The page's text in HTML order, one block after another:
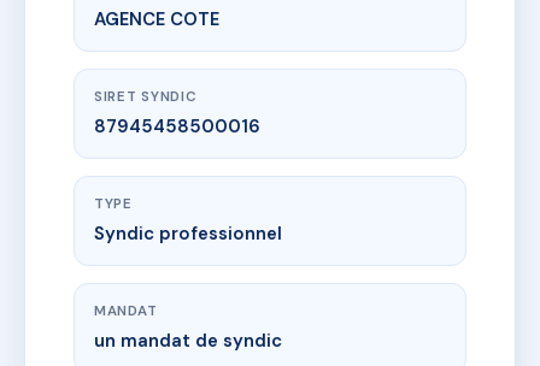
AGENCE COTE
SIRET SYNDIC
87945458500016
TYPE
Syndic professionnel
MANDAT
un mandat de syndic